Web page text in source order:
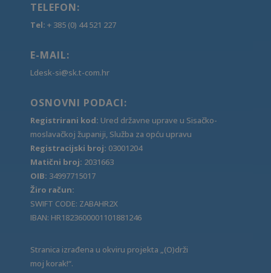
TELEFON:
Tel: + 385 (0) 44 521 227
E-MAIL:
Ldesk-si@sk.t-com.hr
OSNOVNI PODACI:
Registrirani kod: Ured državne uprave u Sisačko-
moslavačkoj županiji, Služba za opću upravu
Registracijski broj: 03001204
Matični broj: 2031663
OIB: 34997715017
Žiro račun:
SWIFT CODE: ZABAHR2X
IBAN: HR1823600001101881246
Stranica izrađena u okviru projekta „(O)drži
moj korak!“.